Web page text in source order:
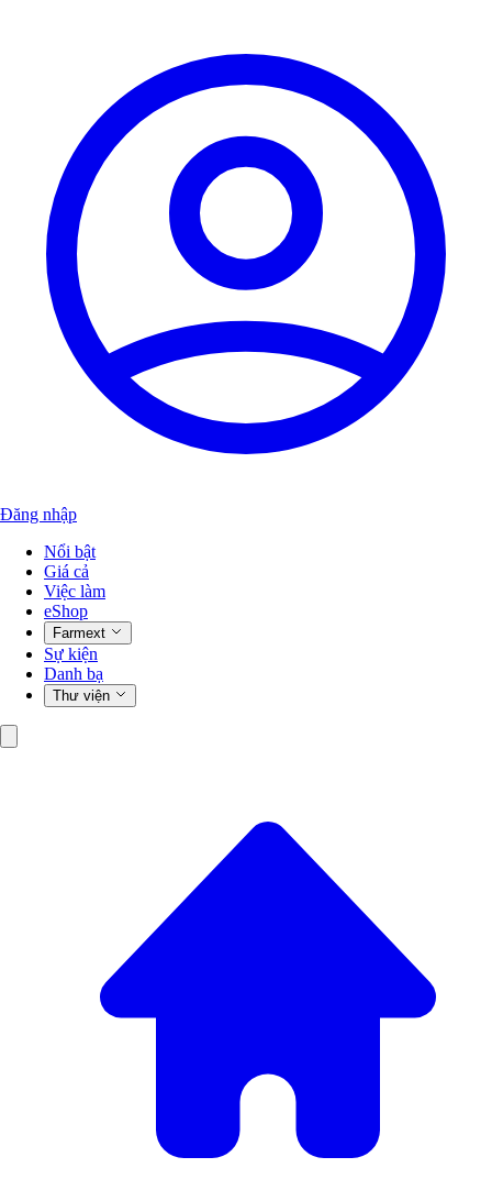
Đăng nhập
Nổi bật
Giá cả
Việc làm
eShop
Farmext
Sự kiện
Danh bạ
Thư viện